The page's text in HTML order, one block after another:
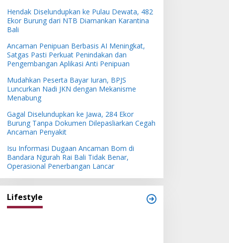
Hendak Diselundupkan ke Pulau Dewata, 482
Ekor Burung dari NTB Diamankan Karantina
Bali
Ancaman Penipuan Berbasis AI Meningkat,
Satgas Pasti Perkuat Penindakan dan
Pengembangan Aplikasi Anti Penipuan
Mudahkan Peserta Bayar Iuran, BPJS
Luncurkan Nadi JKN dengan Mekanisme
Menabung
Gagal Diselundupkan ke Jawa, 284 Ekor
Burung Tanpa Dokumen Dilepasliarkan Cegah
Ancaman Penyakit
Isu Informasi Dugaan Ancaman Bom di
Bandara Ngurah Rai Bali Tidak Benar,
Operasional Penerbangan Lancar
Lifestyle